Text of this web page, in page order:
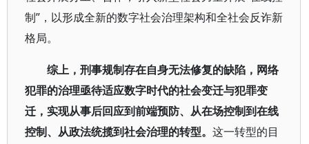
制”，以形成全新的数字社会治理架构和全社会反诈新
格局。
综上，刑事规制存在自身无法修复的缺陷，网络
犯罪的治理亟待适应数字时代的社会变迁与犯罪变
迁，实现从事后回应到前端预防、从在场控制到在线
控制、从政法统揽到社会治理的转型。 这一转型的目